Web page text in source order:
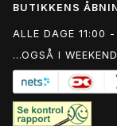
BUTIKKENS
ALLE DAGE 11:00
...OGSÅ I